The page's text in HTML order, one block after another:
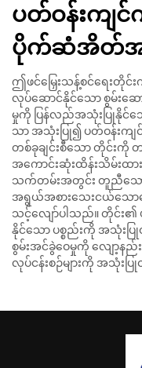
ပတ်ဝန်းကျ
ပိုက်ဆံအိတ်အရွ
ဤဖင်မြှေးသန့်စင်ရေးတိုင်
လုပ်ဆောင်နိုင်သော စွမ်းဆ
မှုကို ပြန်လည်အသုံးပြုနိုင်သ
သာ အသုံးပြု၍ ပတ်ဝန်းက
တစ်ခုချင်းစီသော တိုင်းကို
အကောင်းဆုံးထိန်းသိမ်းထ
သက်တမ်းအတွင်း တူညီသော
အရွယ်အစားသေးငယ်သောက
သင့်လျော်ပါသည်။ တိုင်း၏
နိုင်သော ပစ္စည်းကို အသုံး
စွမ်းအင်ခွဲဝေမှုကို လျော့နည်
လုပ်ငန်းစဉ်များကို အသုံးပ